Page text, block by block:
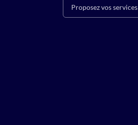
Proposez vos services